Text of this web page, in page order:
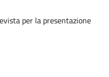
per la presentazione